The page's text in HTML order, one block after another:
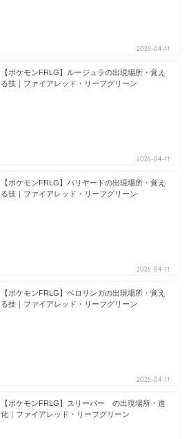
2026-04-11
【ポケモンFRLG】ルージュラの出現場所・覚え
る技｜ファイアレッド・リーフグリーン
2026-04-11
【ポケモンFRLG】バリヤードの出現場所・覚え
る技｜ファイアレッド・リーフグリーン
2026-04-11
【ポケモンFRLG】ベロリンガの出現場所・覚え
る技｜ファイアレッド・リーフグリーン
2026-04-11
【ポケモンFRLG】スリーパー の出現場所・進
化｜ファイアレッド・リーフグリーン